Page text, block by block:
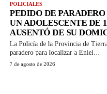
POLICIALES
PEDIDO DE
UN ADOLESCENTE DE
AUSENTÓ DE SU
La Policía de la Provincia de
paradero para localizar a Eniel...
7 de agosto de 2026